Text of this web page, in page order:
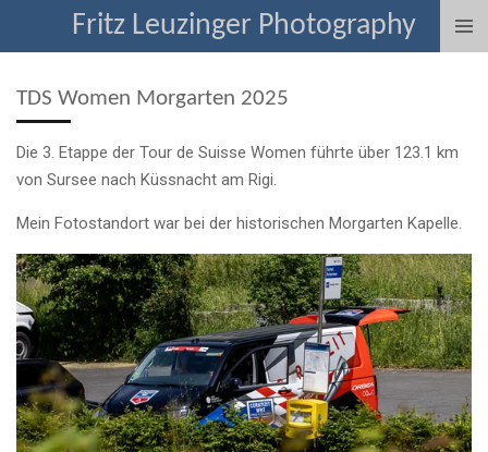
Hauptinhalt
Fritz Leuzinger Photography
TDS Women Morgarten 2025
Die 3. Etappe der Tour de Suisse Women führte über 123.1 km
von Sursee nach Küssnacht am Rigi.
Mein Fotostandort war bei der historischen Morgarten Kapelle.